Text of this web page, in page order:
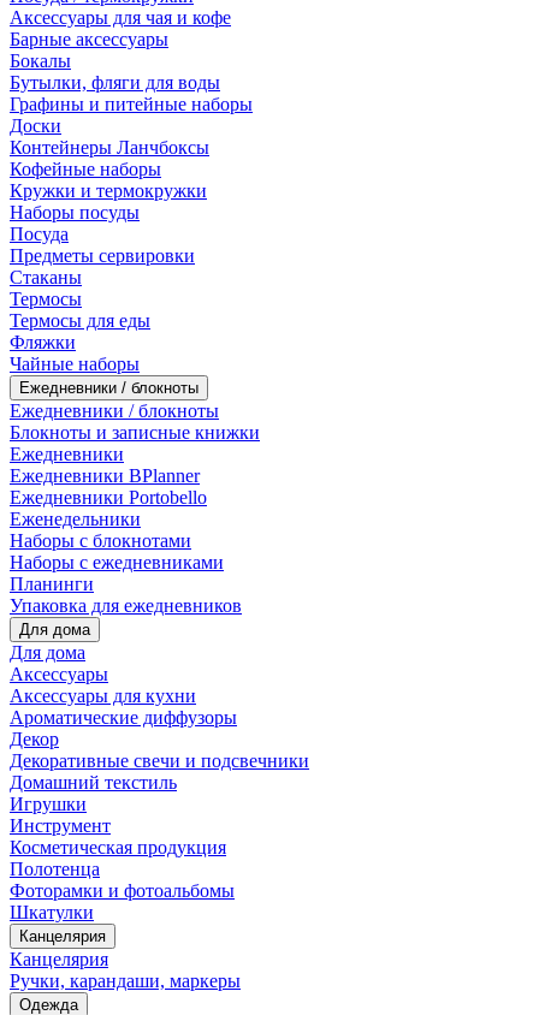
Аксессуары для чая и кофе
Барные аксессуары
Бокалы
Бутылки, фляги для воды
Графины и питейные наборы
Доски
Контейнеры Ланчбоксы
Кофейные наборы
Кружки и термокружки
Наборы посуды
Посуда
Предметы сервировки
Стаканы
Термосы
Термосы для еды
Фляжки
Чайные наборы
Ежедневники / блокноты
Ежедневники / блокноты
Блокноты и записные книжки
Ежедневники
Ежедневники BPlanner
Ежедневники Portobello
Еженедельники
Наборы с блокнотами
Наборы с ежедневниками
Планинги
Упаковка для ежедневников
Для дома
Для дома
Аксессуары
Аксессуары для кухни
Ароматические диффузоры
Декор
Декоративные свечи и подсвечники
Домашний текстиль
Игрушки
Инструмент
Косметическая продукция
Полотенца
Фоторамки и фотоальбомы
Шкатулки
Канцелярия
Канцелярия
Ручки, карандаши, маркеры
Одежда